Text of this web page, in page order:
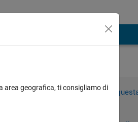
Accedi per rispondere a
area geografica, ti consigliamo di